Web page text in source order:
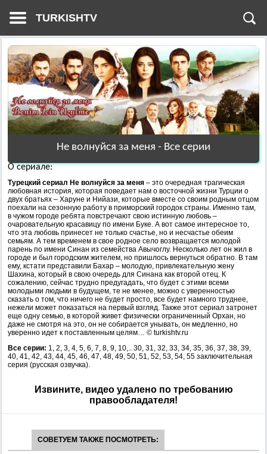
TURKISHTV
Не волнуйся за меня - Все серии
О сериале:
Турецкий сериал Не волнуйся за меня – это очередная трагическая
любовная история, которая поведает нам о восточной жизни Турции о
двух братьях – Харуне и Нийази, которые вместе со своим родным отцом
поехали на сезонную работу в приморский городок страны. Именно там,
в чужом городе ребята повстречают свою истинную любовь –
очаровательную красавицу по имени Буке. А вот самое интересное то,
что эта любовь принесет не только счастье, но и несчастье обеим
семьям. А тем временем в свое родное село возвращается молодой
парень по имени Синан из семейства Авычоглу. Несколько лет он жил в
городе и был городским жителем, но пришлось вернуться обратно. В там
ему, кстати представили Бахар – молодую, привлекательную жену
Шахина, который в свою очередь для Синана как второй отец. К
сожалению, сейчас трудно предугадать, что будет с этими всеми
молодыми людьми в будущем, те не менее, можно с уверенностью
сказать о том, что ничего не будет просто, все будет намного труднее,
нежели может показаться на первый взгляд. Также этот сериал затронет
еще одну семью, в которой живет физически ограниченный Орхан, но
даже не смотря на это, он не собирается унывать, он медленно, но
уверенно идет к поставленным целям… © turkishtv.ru
Все серии: 1, 2, 3, 4, 5, 6, 7, 8, 9, 10,.. 30, 31, 32, 33, 34, 35, 36, 37, 38, 39,
40, 41, 42, 43, 44, 45, 46, 47, 48, 49, 50, 51, 52, 53, 54, 55 заключительная
серия (русская озвучка).
Извините, видео удалено по требованию
правообладателя!
СОВЕТУЕМ ТАКЖЕ ПОСМОТРЕТЬ: